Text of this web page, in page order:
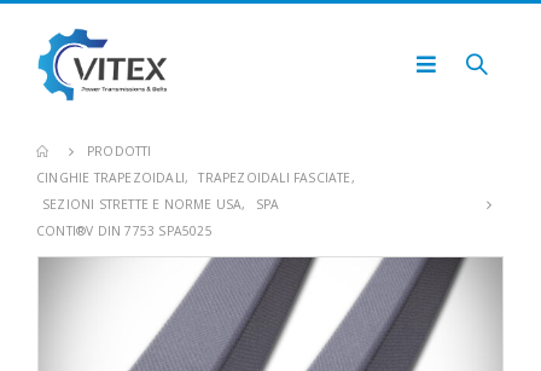
PRODOTTI
CINGHIE TRAPEZOIDALI, TRAPEZOIDALI FASCIATE,
SEZIONI STRETTE E NORME USA,
SPA
CONTI®V DIN 7753 SPA5025